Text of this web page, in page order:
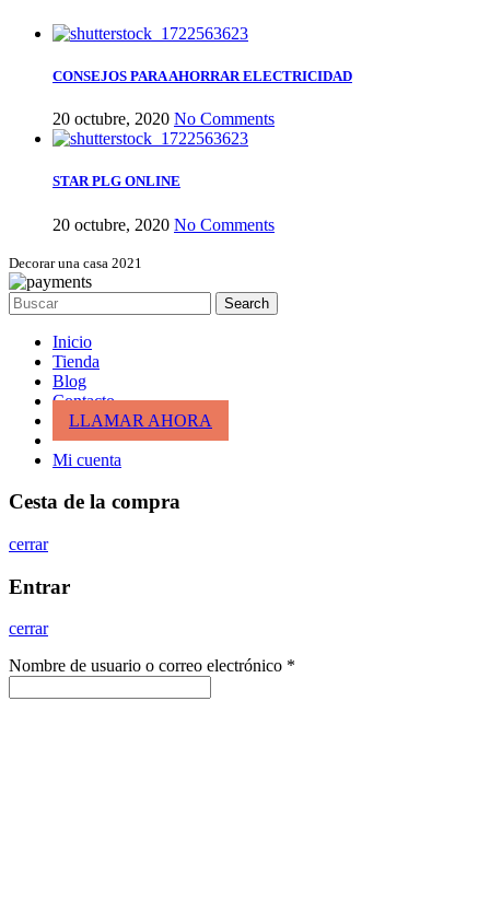
CONSEJOS PARA AHORRAR ELECTRICIDAD
20 octubre, 2020 No Comments
STAR PLG ONLINE
20 octubre, 2020 No Comments
Decorar una casa 2021
Search
Inicio
Tienda
Blog
Contacto
LLAMAR AHORA
Mi cuenta
Cesta de la compra
cerrar
Entrar
cerrar
Nombre de usuario o correo electrónico *